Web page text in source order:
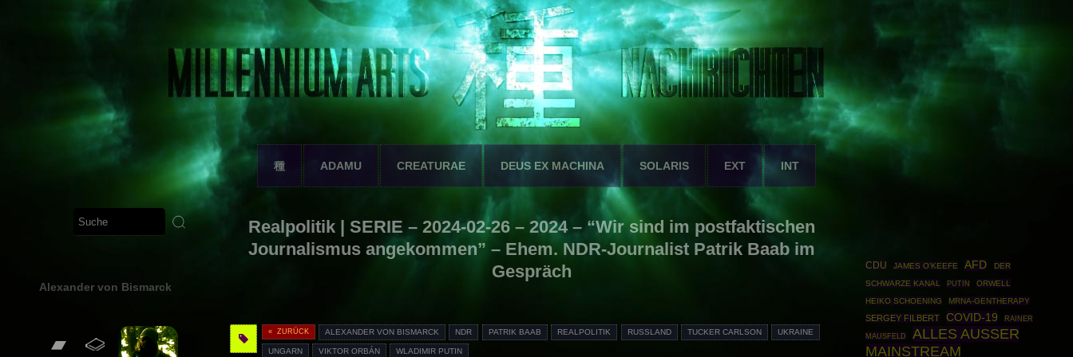
種 ADAMU CREATURAE DEUS EX MACHINA SOLARIS EXT INT
Alexander von Bismarck
Realpolitik | SERIE – 2024-02-26 – 2024 – “Wir sind im postfaktischen
Journalismus angekommen” – Ehem. NDR-Journalist Patrik Baab im
Gespräch
« ZURÜCK ALEXANDER VON BISMARCK NDR PATRIK BAAB REALPOLITIK RUSSLAND TUCKER CARLSON UKRAINE
UNGARN VIKTOR ORBÁN WLADIMIR PUTIN
CDU JAMES O'KEEFE AFD
DER
SCHWARZE KANAL
PUTIN
ORWELL
HEIKO SCHOENING
MRNA-GENTHERAPY
SERGEY FILBERT COVID-19
RAINER
MAUSFELD
ALLES AUSSER
MAINSTREAM